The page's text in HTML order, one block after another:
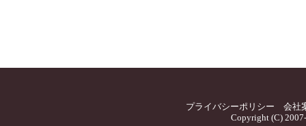
プライバシーポリシー
会社
Copyright (C)